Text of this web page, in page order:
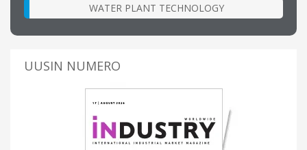
WATER PLANT TECHNOLOGY
UUSIN NUMERO